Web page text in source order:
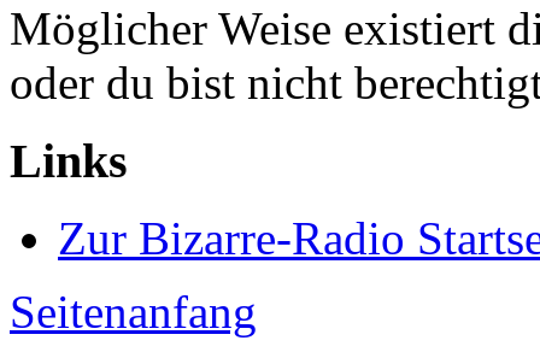
Möglicher Weise existiert
oder du bist nicht
Links
Zur Bizarre-Radio
Seitenanfang